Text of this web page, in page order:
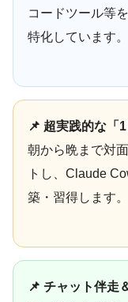
コードツール等
特化しています。
📌 超実践的な「
朝から晩まで対
トし、Claude
築・習得します。
📌 チャット伴走